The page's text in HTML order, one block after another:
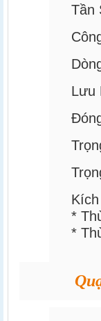
Tần
Lưu
*
*